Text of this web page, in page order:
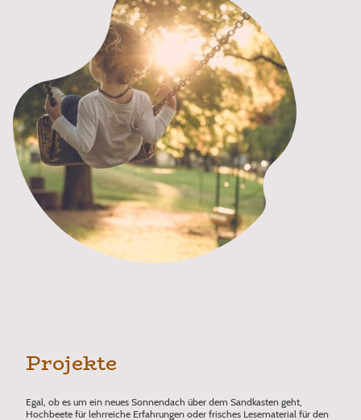
Projekte
Egal, ob es um ein neues Sonnendach über dem Sandkasten geht,
Hochbeete für lehrreiche Erfahrungen oder frisches Lesematerial für den